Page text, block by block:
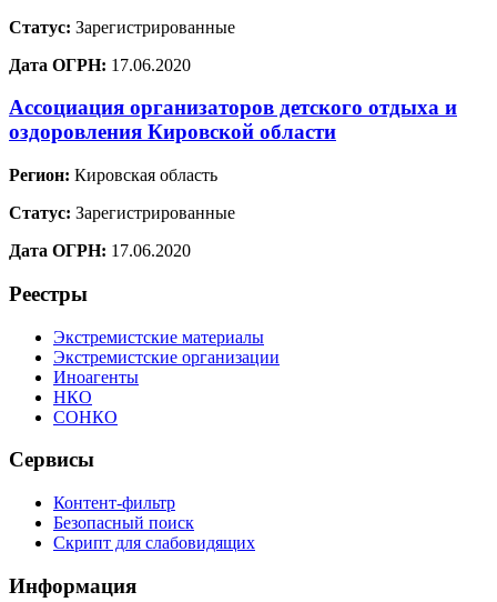
Статус: Зарегистрированные
Дата ОГРН: 17.06.2020
Ассоциация организаторов детского отдыха и
оздоровления Кировской области
Регион: Кировская область
Статус: Зарегистрированные
Дата ОГРН: 17.06.2020
Реестры
Экстремистские материалы
Экстремистские организации
Иноагенты
НКО
СОНКО
Сервисы
Контент-фильтр
Безопасный поиск
Скрипт для слабовидящих
Информация